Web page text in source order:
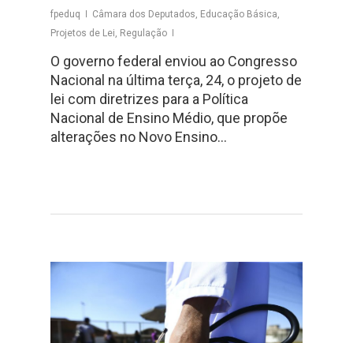
fpeduq Câmara dos Deputados, Educação Básica,
Projetos de Lei, Regulação
O governo federal enviou ao Congresso
Nacional na última terça, 24, o projeto de
lei com diretrizes para a Política
Nacional de Ensino Médio, que propõe
alterações no Novo Ensino…